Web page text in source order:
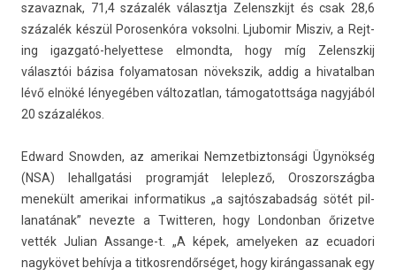
szavaz­nak, 71,4 százalék választja Zelenszkijt és csak 28,6
százalék készül Porosen­kóra vok­solni. Ljubomir Mis­ziv, a Re­jt­
ing igazgató-helyettese el­mondta, hogy míg Zelenszkij
választói bázisa folyamatosan növekszik, addig a hivatal­ban
lévő elnöké lényegében vál­tozat­lan, támogatottsága nagyjából
20 százalékos.
Ed­ward Snowd­en, az amerikai Nem­zetbiz­tonsági Ügynökség
(NSA) lehallgatási pro­gram­ját lelep­lező, Oros­zország­ba
menekült amerikai in­for­matikus „a saj­tószabad­ság sötét pil­
lanatának” nevez­te a Twit­ter­en, hogy Lon­donban őrizet­ve
vették Julian Assange-t. „A képek, amelyek­en az ecuadori
nagykövet behívja a tit­kosren­dőrséget, hogy kirán­gassanak egy